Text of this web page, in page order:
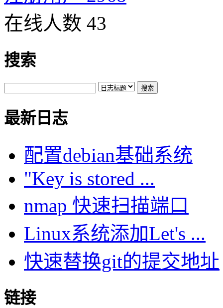
在线人数 43
搜索
最新日志
配置debian基础系统
"Key is stored ...
nmap 快速扫描端口
Linux系统添加Let's ...
快速替换git的提交地址
链接